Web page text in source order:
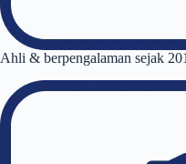
Ahli & berpengalaman sejak